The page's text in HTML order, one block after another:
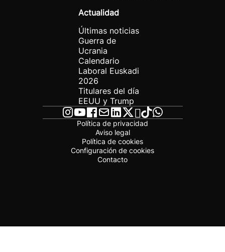
Actualidad
Últimas noticias
Guerra de
Ucrania
Calendario
Laboral Euskadi
2026
Titulares del día
EEUU y Trump
Política de privacidad
Aviso legal
Política de cookies
Configuración de cookies
Contacto